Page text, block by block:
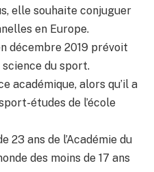
elle souhaite conjuguer
en Europe.
décembre 2019 prévoit
du sport.
académique, alors qu’il a
études de l’école
23 ans de l’Académie du
des moins de 17 ans